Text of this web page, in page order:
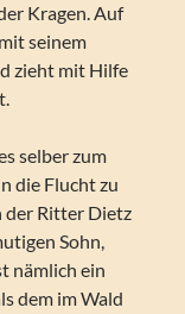
Kragen. Auf
seinem
zieht mit Hilfe
selber zum
die Flucht zu
der Ritter Dietz
Sohn,
nämlich ein
dem im Wald